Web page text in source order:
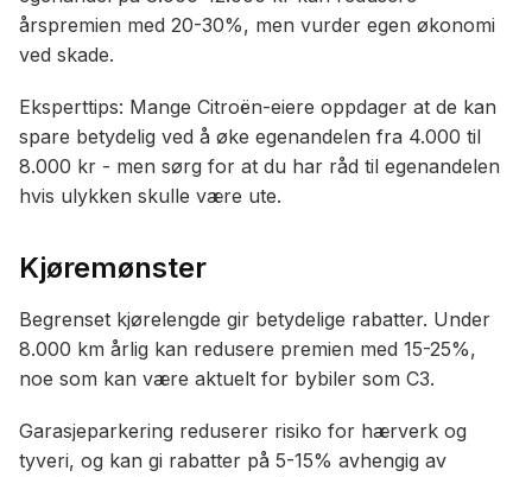
årspremien med 20-30%, men vurder egen økonomi
ved skade.
Eksperttips: Mange Citroën-eiere oppdager at de kan
spare betydelig ved å øke egenandelen fra 4.000 til
8.000 kr - men sørg for at du har råd til egenandelen
hvis ulykken skulle være ute.
Kjøremønster
Begrenset kjørelengde gir betydelige rabatter. Under
8.000 km årlig kan redusere premien med 15-25%,
noe som kan være aktuelt for bybiler som C3.
Garasjeparkering reduserer risiko for hærverk og
tyveri, og kan gi rabatter på 5-15% avhengig av